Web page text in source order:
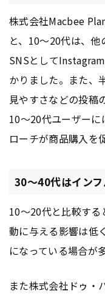
株式会社Macbee
と、10〜20代は、
SNSとして
かりました。また、
見やすさなどの投稿
10〜20代ユーザー
ローチが商品購入を
30〜40代はイン
10〜20代と比較す
動に与える影響は低
になっている場合が
また株式会社ドゥ・